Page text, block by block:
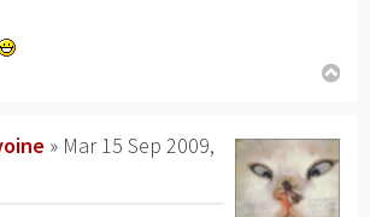
t
» Mar 15 Sep 2009,